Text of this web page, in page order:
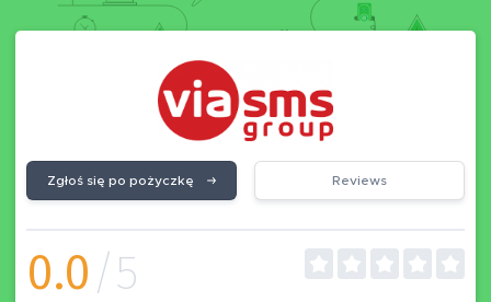
Zgłoś się po pożyczkę Reviews
0.0/5